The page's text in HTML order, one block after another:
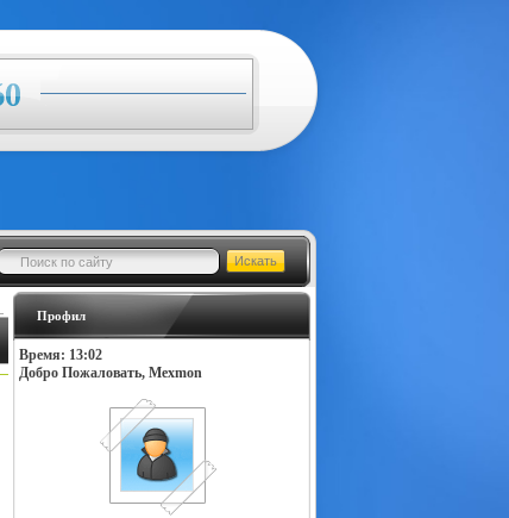
Профил
Время: 13:02
Добро Пожаловать, Mexmon